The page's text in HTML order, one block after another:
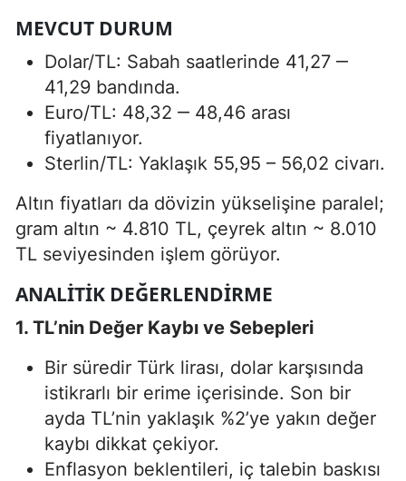
MEVCUT DURUM
Dolar/TL: Sabah saatlerinde 41,27 ‒
41,29 bandında.
Euro/TL: 48,32 ‒ 48,46 arası
fiyatlanıyor.
Sterlin/TL: Yaklaşık 55,95 – 56,02 civarı.
Altın fiyatları da dövizin yükselişine paralel;
gram altın ~ 4.810 TL, çeyrek altın ~ 8.010
TL seviyesinden işlem görüyor.
ANALITIK DEĞERLENDIRME
1. TL’nin Değer Kaybı ve Sebepleri
Bir süredir Türk lirası, dolar karşısında
istikrarlı bir erime içerisinde. Son bir
ayda TL’nin yaklaşık %2’ye yakın değer
kaybı dikkat çekiyor.
Enflasyon beklentileri, iç talebin baskısı